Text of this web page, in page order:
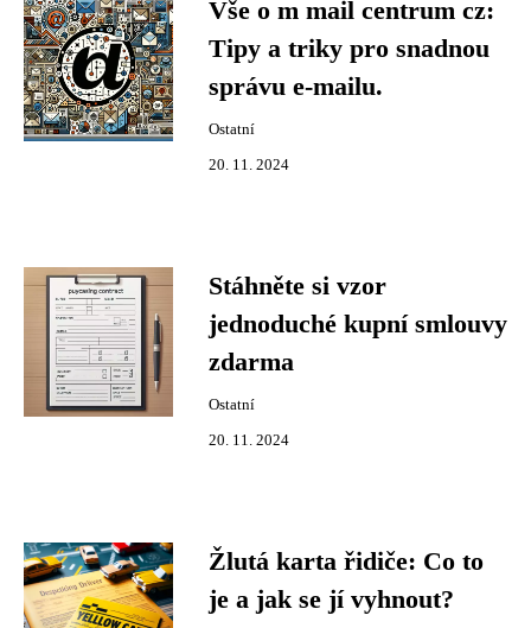
Vše o m mail centrum cz:
Tipy a triky pro snadnou
správu e-mailu.
Ostatní
20. 11. 2024
Stáhněte si vzor
jednoduché kupní smlouvy
zdarma
Ostatní
20. 11. 2024
Žlutá karta řidiče: Co to
je a jak se jí vyhnout?